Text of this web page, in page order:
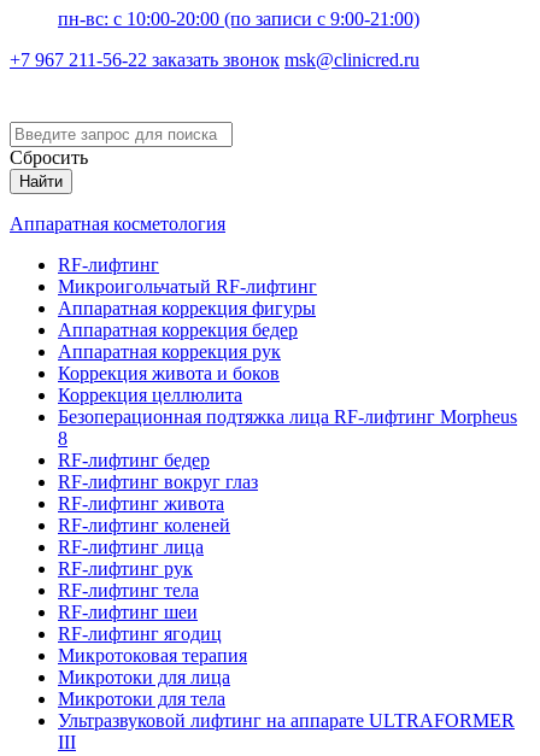
пн-вс: с 10:00-20:00 (по записи с 9:00-21:00)
+7 967 211-56-22 заказать звонок msk@clinicred.ru
Сбросить
Найти
Аппаратная косметология
RF-лифтинг
Микроигольчатый RF-лифтинг
Аппаратная коррекция фигуры
Аппаратная коррекция бедер
Аппаратная коррекция рук
Коррекция живота и боков
Коррекция целлюлита
Безоперационная подтяжка лица RF-лифтинг Morpheus
8
RF-лифтинг бедер
RF-лифтинг вокруг глаз
RF-лифтинг живота
RF-лифтинг коленей
RF-лифтинг лица
RF-лифтинг рук
RF-лифтинг тела
RF-лифтинг шеи
RF-лифтинг ягодиц
Микротоковая терапия
Микротоки для лица
Микротоки для тела
Ультразвуковой лифтинг на аппарате ULTRAFORMER
III